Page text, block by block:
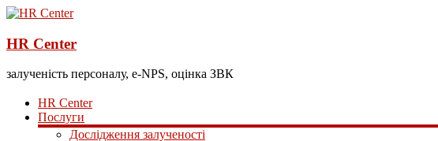
HR Center
залученість персоналу, e-NPS, оцінка ЗВК
HR Center
Послуги
Дослідження залученості